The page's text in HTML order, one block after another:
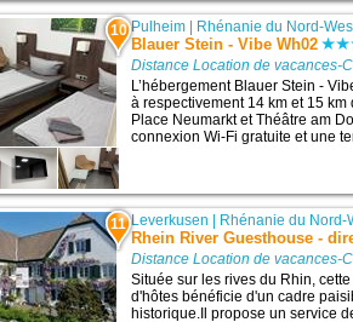
10 Pulheim Rhénanie du Nord-
Blauer Stein - Vibe Wh02
Distance Location de vacances-
L’hébergement Blauer Stein -
à respectivement 14 km et 15 km
Place Neumarkt et Théâtre am
connexion Wi-Fi gratuite et une
11 Leverkusen Rhénanie du Nord-
Rhein River Guesthouse -
Distance Location de vacances-
Située sur les rives du Rhin,
d'hôtes bénéficie d'un cadre
historique.Il propose un service